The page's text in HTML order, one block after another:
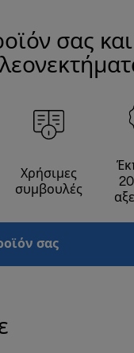
σας και
Χρήσιμες
συμβουλές
σας